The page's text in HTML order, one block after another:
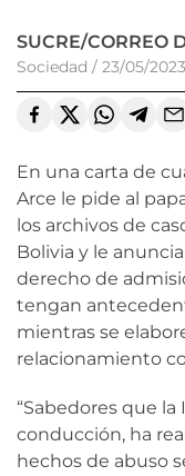
SUCRE/CORREO
Sociedad / 23/05/
En una carta de
Arce le pide al
los archivos de
Bolivia y le
derecho de
tengan
mientras se
relacionamiento
“Sabedores que la
conducción, ha
hechos de abuso